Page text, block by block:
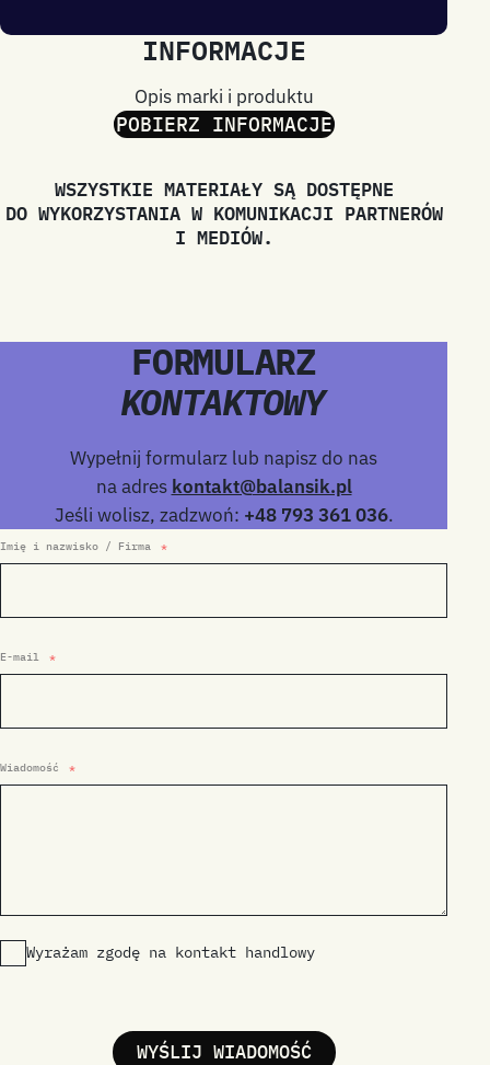
INFORMACJE
Opis marki i produktu
POBIERZ INFORMACJE
WSZYSTKIE MATERIAŁY SĄ DOSTĘPNE
DO WYKORZYSTANIA W KOMUNIKACJI PARTNERÓW
I MEDIÓW.
FORMULARZ
KONTAKTOWY
Wypełnij formularz lub napisz do nas
na adres kontakt@balansik.pl
Jeśli wolisz, zadzwoń: +48 793 361 036.
Imię i nazwisko / Firma
E-mail
Wiadomość
Wyrażam zgodę na kontakt handlowy
WYŚLIJ WIADOMOŚĆ